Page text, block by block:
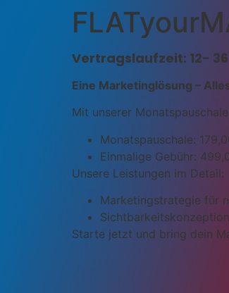
Vertragslaufzeit: 12-
Eine Marketinglösung –
Mit unserer
Monatspauschale:
Einmalige Gebühr:
Unsere Leistungen im Detail:
Marketingstrategie für
Starte jetzt und bring dein